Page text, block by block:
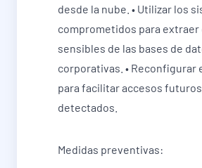
desde la nube. • Utilizar los
comprometidos para extraer
sensibles de las bases de
corporativas. • Reconfigurar
para facilitar accesos
detectados.
Medidas preventivas: